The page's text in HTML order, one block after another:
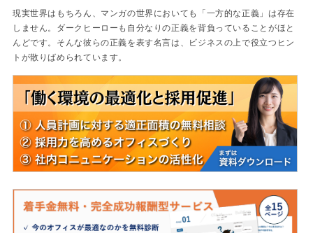
現実世界はもちろん、マンガの世界においても「一方的な正義」は存在
しません。ダークヒーローも自分なりの正義を背負っていることがほと
んどです。そんな彼らの正義を表す名言は、ビジネスの上で役立つヒン
トが散りばめられています。